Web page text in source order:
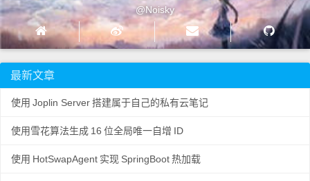
@Noisky
最新文章
使用 Joplin Server搭建属于自己的私有云笔记
使用雪花算法生成 16 位全局唯一自增 ID
使用 HotSwapAgent 实现 SpringBoot热加载